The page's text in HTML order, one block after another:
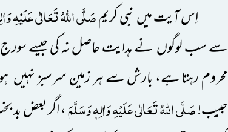
اِس آیت میں نبی کریمصَلَّی اللّٰہُ تَعَالٰی عَلَیْہِ
سے سب لوگوں نے ہدایت حاصل نہ کی جیسے
محروم رہتا ہے، بارش سے ہر زمین سرسبز نہیں
حبیب!صَلَّی اللّٰہُ تَعَالٰی عَلَیْہِ وَاٰلِہٖ وَسَلَّمَ، اگر بعض